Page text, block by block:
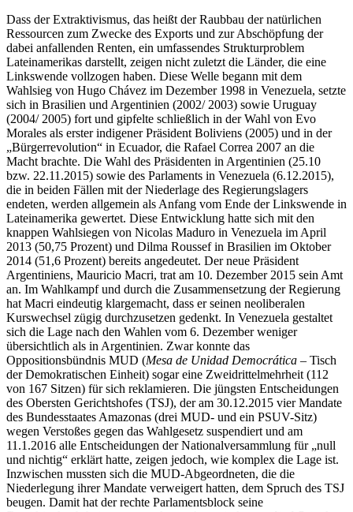
Dass der Extraktivismus, das heißt der Raubbau der natürlichen
Ressourcen zum Zwecke des Exports und zur Abschöpfung der
dabei anfallenden Renten, ein umfassendes Strukturproblem
Lateinamerikas darstellt, zeigen nicht zuletzt die Länder, die eine
Linkswende vollzogen haben. Diese Welle begann mit dem
Wahlsieg von Hugo Chávez im Dezember 1998 in Venezuela, setzte
sich in Brasilien und Argentinien (2002/ 2003) sowie Uruguay
(2004/ 2005) fort und gipfelte schließlich in der Wahl von Evo
Morales als erster indigener Präsident Boliviens (2005) und in der
„Bürgerrevolution“ in Ecuador, die Rafael Correa 2007 an die
Macht brachte. Die Wahl des Präsidenten in Argentinien (25.10
bzw. 22.11.2015) sowie des Parlaments in Venezuela (6.12.2015),
die in beiden Fällen mit der Niederlage des Regierungslagers
endeten, werden allgemein als Anfang vom Ende der Linkswende in
Lateinamerika gewertet. Diese Entwicklung hatte sich mit den
knappen Wahlsiegen von Nicolas Maduro in Venezuela im April
2013 (50,75 Prozent) und Dilma Roussef in Brasilien im Oktober
2014 (51,6 Prozent) bereits angedeutet. Der neue Präsident
Argentiniens, Mauricio Macri, trat am 10. Dezember 2015 sein Amt
an. Im Wahlkampf und durch die Zusammensetzung der Regierung
hat Macri eindeutig klargemacht, dass er seinen neoliberalen
Kurswechsel zügig durchzusetzen gedenkt. In Venezuela gestaltet
sich die Lage nach den Wahlen vom 6. Dezember weniger
übersichtlich als in Argentinien. Zwar konnte das
Oppositionsbündnis MUD (Mesa de Unidad Democrática – Tisch
der Demokratischen Einheit) sogar eine Zweidrittelmehrheit (112
von 167 Sitzen) für sich reklamieren. Die jüngsten Entscheidungen
des Obersten Gerichtshofes (TSJ), der am 30.12.2015 vier Mandate
des Bundesstaates Amazonas (drei MUD- und ein PSUV-Sitz)
wegen Verstoßes gegen das Wahlgesetz suspendiert und am
11.1.2016 alle Entscheidungen der Nationalversammlung für „null
und nichtig“ erklärt hatte, zeigen jedoch, wie komplex die Lage ist.
Inzwischen mussten sich die MUD-Abgeordneten, die die
Niederlegung ihrer Mandate verweigert hatten, dem Spruch des TSJ
beugen. Damit hat der rechte Parlamentsblock seine